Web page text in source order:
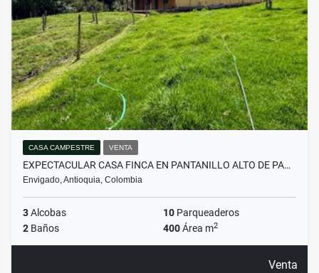
CASA CAMPESTRE VENTA
EXPECTACULAR CASA FINCA EN PANTANILLO ALTO DE PA…
Envigado, Antioquia, Colombia
3Alcobas 10 Parqueaderos
2 Baños 400Área m2
Venta